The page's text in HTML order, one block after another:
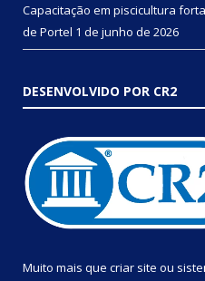
Capacitação em piscicultura
de Portel 1 de junho de 2026
DESENVOLVIDO POR CR2
Muito mais que criar site ou